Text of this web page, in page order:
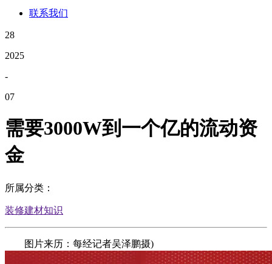
联系我们
28
2025
-
07
需要3000W到一个亿的流动资
金
所属分类：
装修建材知识
图片来历：每经记者吴泽鹏摄)